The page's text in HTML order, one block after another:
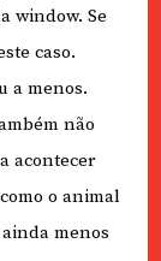
window. Se
caso.
a menos.
não
acontecer
o animal
menos